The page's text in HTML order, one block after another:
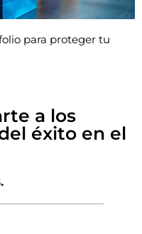
para proteger tu
a los
éxito en el